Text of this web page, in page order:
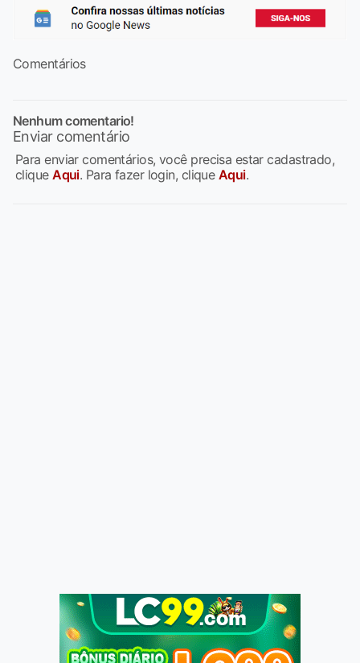
Comentários
Nenhum comentario!
Enviar comentário
Para enviar comentários, você precisa estar cadastrado,
cliqueAqui. Para fazer login, clique Aqui.